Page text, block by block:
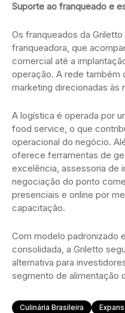
Suporte ao franqueado e
Os franqueados da
franqueadora, que
comercial até a
operação. A rede também
marketing direcionadas às
A logística é operada por
food service, o que
operacional do negócio.
oferece ferramentas de
excelência, assessoria de
negociação do ponto
presenciais e online por
capacitação.
Com modelo padronizado
consolidada, a Griletto
alternativa para
segmento de alimentação
Culinária Brasileira